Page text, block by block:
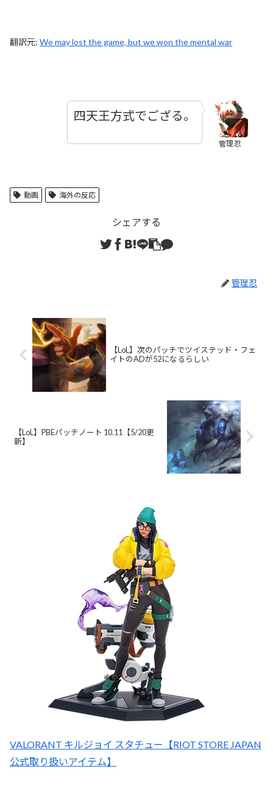
翻訳元: We may lost the game, but we won the mental war
管理忍
四天王方式でござる。
動画 海外の反応
シェアする
管理忍
【LoL】次のパッチでツイステッド・フェ
イトのADが52になるらしい
【LoL】PBEパッチノート 10.11【5/20更
新】
VALORANT キルジョイ スタチュー【RIOT STORE JAPAN
公式取り扱いアイテム】